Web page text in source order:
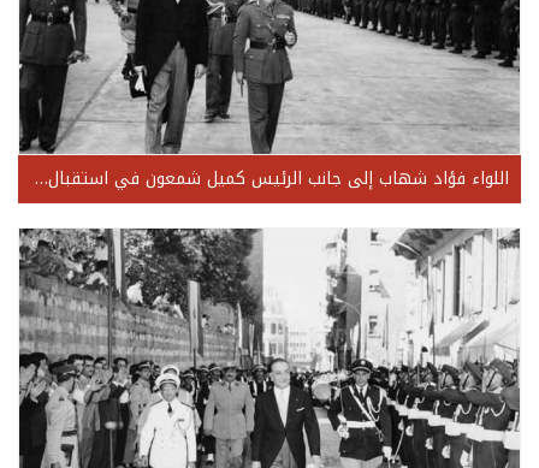
اللواء فؤاد شهاب إلى جانب الرئيس كميل شمعون في استقبال ملك العراق